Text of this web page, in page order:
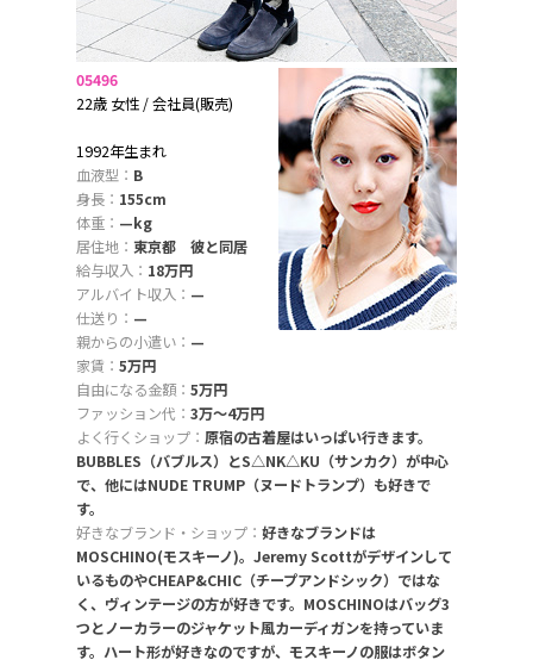
05496
22歳 女性 / 会社員(販売)
1992年生まれ
血液型： B
身長： 155cm
体重： —kg
居住地： 東京都 彼と同居
給与収入： 18万円
アルバイト収入： —
仕送り： —
親からの小遣い： —
家賃： 5万円
自由になる金額： 5万円
ファッション代： 3万〜4万円
よく行くショップ： 原宿の古着屋はいっぱい行きます。
BUBBLES（バブルス）とS△NK△KU（サンカク）が中心
で、他にはNUDE TRUMP（ヌードトランプ）も好きで
す。
好きなブランド・ショップ： 好きなブランドは
MOSCHINO(モスキーノ)。Jeremy Scottがデザインして
いるものやCHEAP&CHIC（チープアンドシック）ではな
く、ヴィンテージの方が好きです。MOSCHINOはバッグ3
つとノーカラーのジャケット風カーディガンを持っていま
す。ハート形が好きなのですが、モスキーノの服はボタン